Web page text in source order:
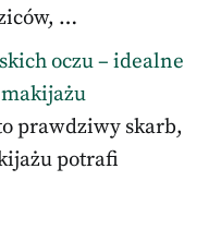
…
oczu – idealne
prawdziwy skarb,
potrafi